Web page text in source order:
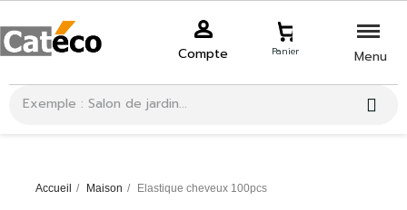
Compte Panier Menu
Accueil Maison Elastique cheveux 100pcs